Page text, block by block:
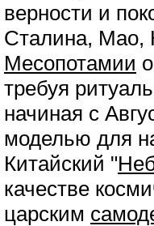
верности и
Сталина, Мао,
Месопотамии
требуя
начиная с
моделью для
Китайский "
качестве
царским